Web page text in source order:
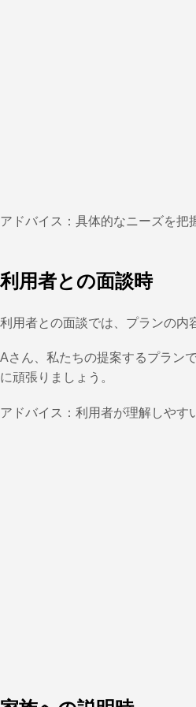
アドバイス：具体的なニーズを把
利用者との面談時
利用者との面談では、プランの内
Aさん、私たちの提案するプラン
に頑張りましょう。
アドバイス：利用者が理解しやす